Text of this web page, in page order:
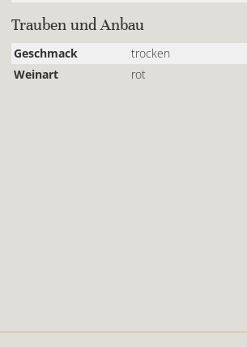
Trauben und Anbau
Geschmack
trocken
Weinart
rot